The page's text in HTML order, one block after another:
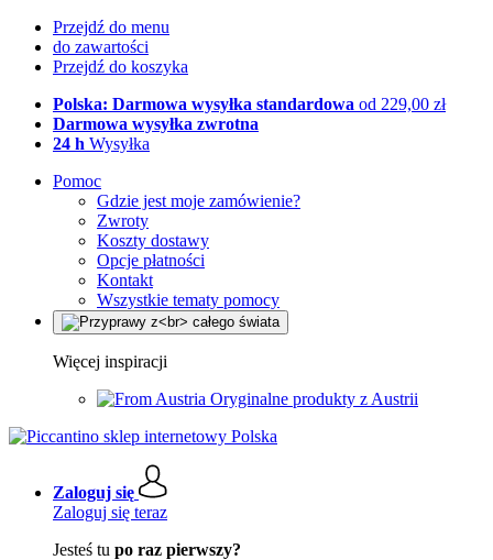
Przejdź do menu
do zawartości
Przejdź do koszyka
Polska: Darmowa wysyłka standardowa od 229,00 zł
Darmowa wysyłka zwrotna
24 h Wysyłka
Pomoc
Gdzie jest moje zamówienie?
Zwroty
Koszty dostawy
Opcje płatności
Kontakt
Wszystkie tematy pomocy
Więcej inspiracji
Oryginalne produkty z Austrii
Zaloguj się
Zaloguj się teraz
Jesteś tu po raz pierwszy?